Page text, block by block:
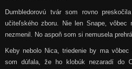
Dumbledorovú tvár som rovno
učiteľského zboru. Nie len Snape,
nezmenil. No aspoň som si nemusela
Keby nebolo Nica, triedenie by ma
som dúfala, že ho klobúk nezaradí do